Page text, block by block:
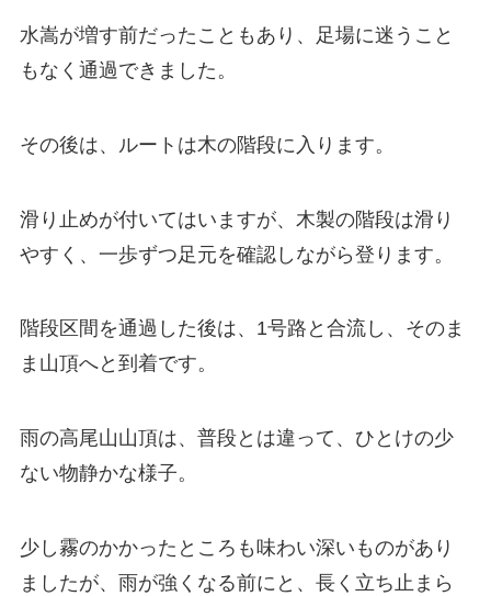
水嵩が増す前だったこともあり、足場に迷うこと
もなく通過できました。
その後は、ルートは木の階段に入ります。
滑り止めが付いてはいますが、木製の階段は滑り
やすく、一歩ずつ足元を確認しながら登ります。
階段区間を通過した後は、1号路と合流し、そのま
ま山頂へと到着です。
雨の高尾山山頂は、普段とは違って、ひとけの少
ない物静かな様子。
少し霧のかかったところも味わい深いものがあり
ましたが、雨が強くなる前にと、長く立ち止まら